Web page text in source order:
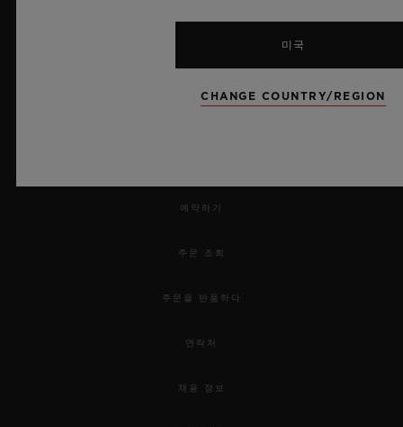
예약하기
주문 조회
주문을 반품하다
연락처
채용 정보
미국
CHANGE COUNTRY/REGION